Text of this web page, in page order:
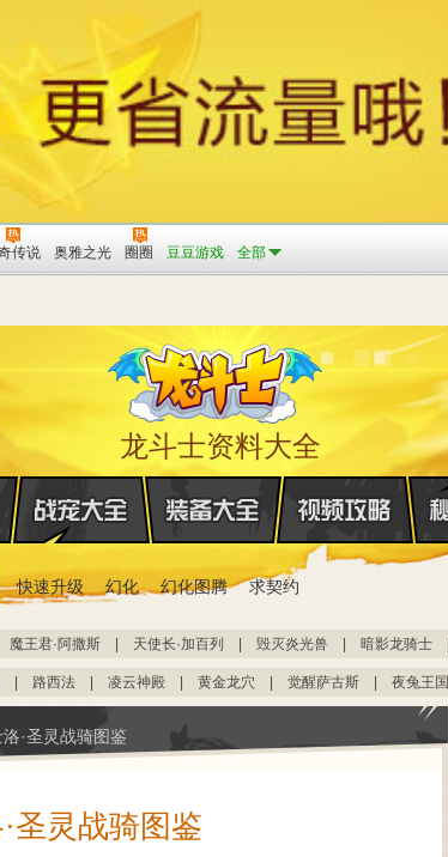
传说 奥雅之光 圈圈 豆豆游戏 全部
龙斗士资料大全
快速升级 幻化 幻化图腾 求契约
魔王君·阿撒斯 天使长·加百列 毁灭炎光兽 暗影龙骑士
路西法 凌云神殿 黄金龙穴 觉醒萨古斯 夜兔王国
·圣灵战骑图鉴
圣灵战骑图鉴